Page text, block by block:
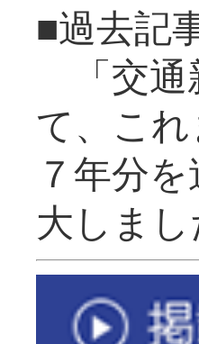
■過去記
「交通
て、こ
７年分
大し